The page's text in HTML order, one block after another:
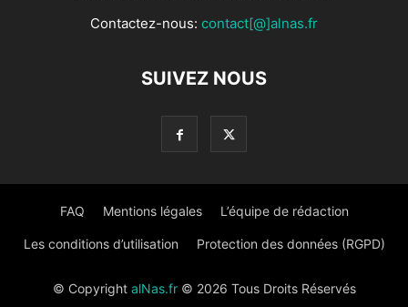
Contactez-nous: contact[@]alnas.fr
SUIVEZ NOUS
FAQ Mentions légales L’équipe de rédaction
Les conditions d’utilisation Protection des données (RGPD)
© Copyright alNas.fr© 2026 Tous Droits Réservés